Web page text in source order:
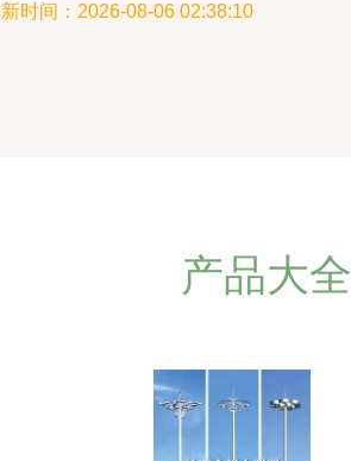
时间：2026-08-06 02:38:10
产品大全